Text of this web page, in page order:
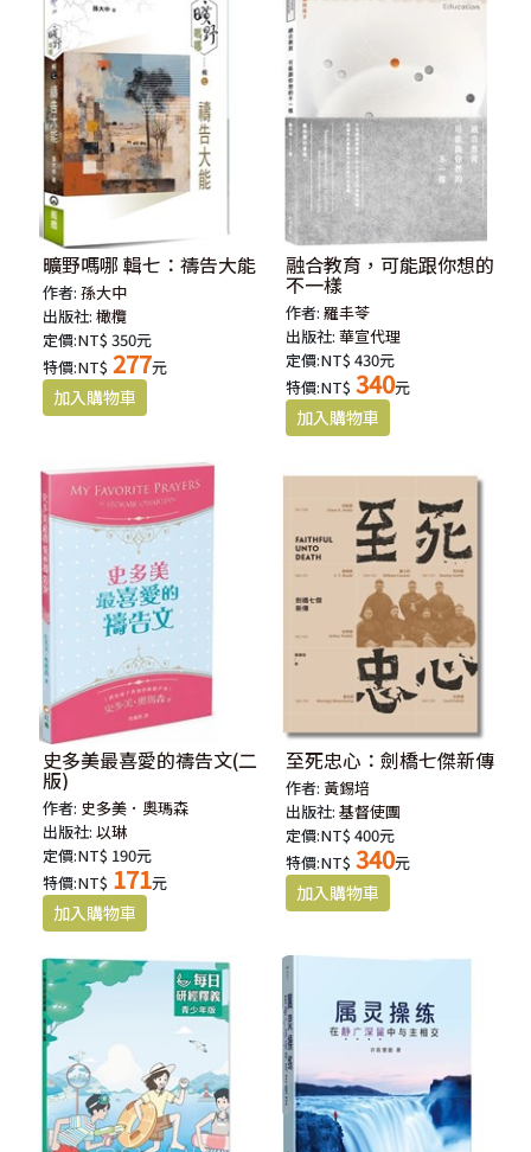
曠野嗎哪 輯七：禱告大能
作者:孫大中
出版社:橄欖
定價:NT$ 350元
特價:NT$ 277元
融合教育，可能跟你想的
不一樣
作者:羅丰苓
出版社:華宣代理
定價:NT$ 430元
特價:NT$ 340元
史多美最喜愛的禱告文(二
版)
作者: 史多美．奧瑪森
出版社:以琳
定價:NT$ 190元
特價:NT$ 171元
至死忠心：劍橋七傑新傳
作者: 黃錫培
出版社:基督使團
定價:NT$ 400元
特價:NT$ 340元